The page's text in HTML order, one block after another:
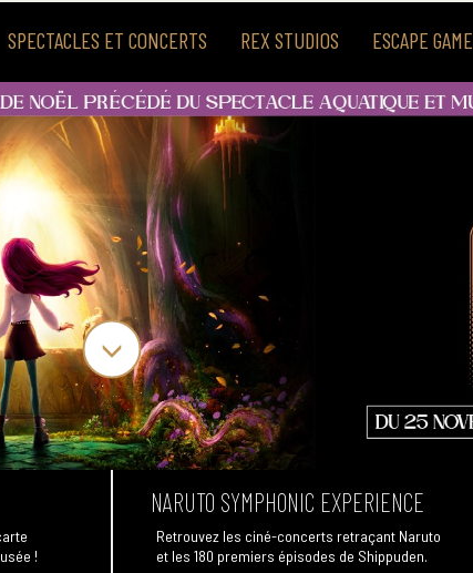
SPECTACLES ET CONCERTS REX STUDIOS ESCAPE GAME
!
NARUTO SYMPHONIC EXPERIENCE
Retrouvez les ciné-concerts retraçant Naruto
et les 180 premiers épisodes de Shippuden.